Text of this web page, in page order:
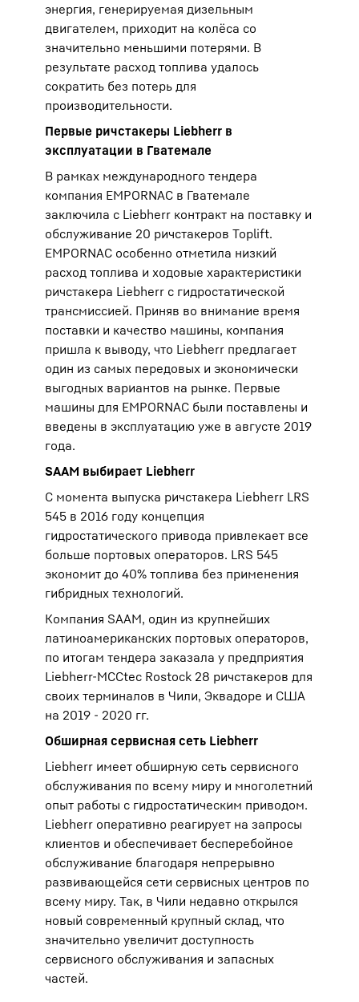
энергия, генерируемая дизельным
двигателем, приходит на колёса со
значительно меньшими потерями. В
результате расход топлива удалось
сократить без потерь для
производительности.
Первые ричстакеры Liebherr в
эксплуатации в Гватемале
В рамках международного тендера
компания EMPORNAC в Гватемале
заключила с Liebherr контракт на поставку и
обслуживание 20 ричстакеров Toplift.
EMPORNAC особенно отметила низкий
расход топлива и ходовые характеристики
ричстакера Liebherr с гидростатической
трансмиссией. Приняв во внимание время
поставки и качество машины, компания
пришла к выводу, что Liebherr предлагает
один из самых передовых и экономически
выгодных вариантов на рынке. Первые
машины для EMPORNAC были поставлены и
введены в эксплуатацию уже в августе 2019
года.
SAAM выбирает Liebherr
С момента выпуска ричстакера Liebherr LRS
545 в 2016 году концепция
гидростатического привода привлекает все
больше портовых операторов. LRS 545
экономит до 40% топлива без применения
гибридных технологий.
Компания SAAM, один из крупнейших
латиноамериканских портовых операторов,
по итогам тендера заказала у предприятия
Liebherr-MCCtec Rostock 28 ричстакеров для
своих терминалов в Чили, Эквадоре и США
на 2019 - 2020 гг.
Обширная сервисная сеть Liebherr
Liebherr имеет обширную сеть сервисного
обслуживания по всему миру и многолетний
опыт работы с гидростатическим приводом.
Liebherr оперативно реагирует на запросы
клиентов и обеспечивает бесперебойное
обслуживание благодаря непрерывно
развивающейся сети сервисных центров по
всему миру. Так, в Чили недавно открылся
новый современный крупный склад, что
значительно увеличит доступность
сервисного обслуживания и запасных
частей.